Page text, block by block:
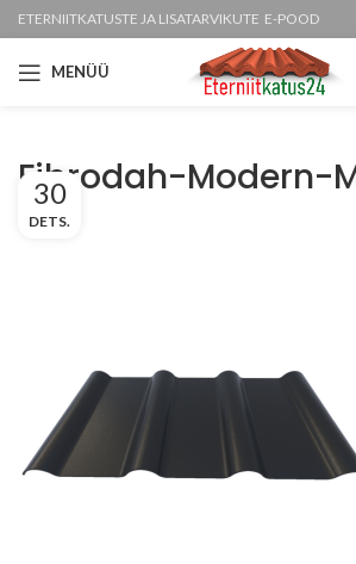
ETERNIITKATUSTE JA LISATARVIKUTE E-POOD
MENÜÜ
Fibrodah-Modern-
30
DETS.